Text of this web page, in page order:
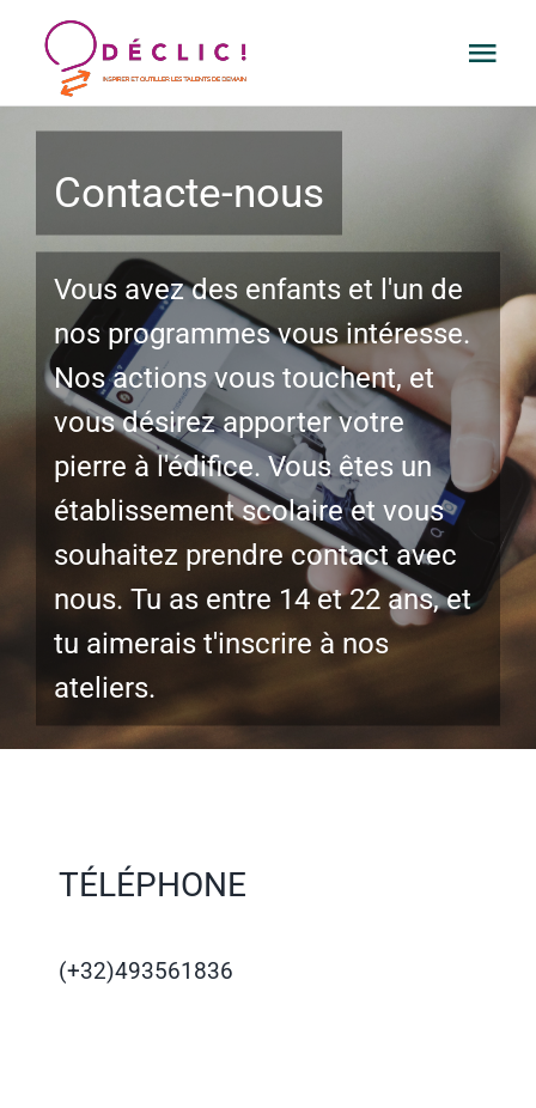
Passer
contenu
PROJETS
RESSOURCES
L’ASBL
CONTACT
FAIRE UN DON
Contacte-nous
Vous avez des enfants et l'un de
nos programmes vous intéresse.
Nos actions vous touchent, et
vous désirez apporter votre
pierre à l'édifice. Vous êtes un
établissement scolaire et vous
souhaitez prendre contact avec
nous. Tu as entre 14 et 22 ans, et
tu aimerais t'inscrire à nos
ateliers.
TÉLÉPHONE
(+32)493561836